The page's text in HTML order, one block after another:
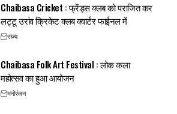
Chaibasa Cricket : फ्रेंड्स क्लब को पराजित कर
लट्टू उरांव क्रिकेट क्लब क्वार्टर फाईनल में
राज्य
Chaibasa Folk Art Festival : लोक कला
महोत्सव का हुआ आयोजन
मनोरंजन